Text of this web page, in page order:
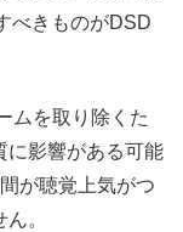
べきものがDSD
ムを取り除くた
に影響がある可能
が聴覚上気がつ
。